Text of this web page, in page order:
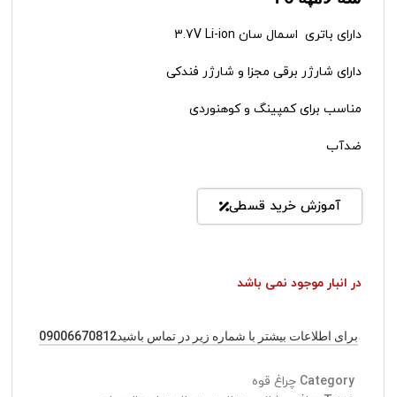
دارای باتری اسمال سان 3.7V Li-ion
دارای شارژر برقی مجزا و شارژر فندکی
مناسب برای کمپینگ و کوهنوردی
ضدآب
آموزش خرید قسطی
در انبار موجود نمی باشد
برای اطلاعات بیشتر با شماره زیر در تماس باشید09006670812
Category چراغ قوه